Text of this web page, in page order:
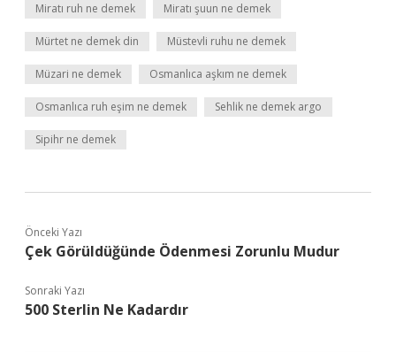
Miratı ruh ne demek Miratı şuun ne demek
Mürtet ne demek din Müstevli ruhu ne demek
Müzari ne demek Osmanlıca aşkım ne demek
Osmanlıca ruh eşim ne demek Sehlik ne demek argo
Sipihr ne demek
Önceki Yazı
Çek Görüldüğünde Ödenmesi Zorunlu Mudur
Sonraki Yazı
500 Sterlin Ne Kadardır